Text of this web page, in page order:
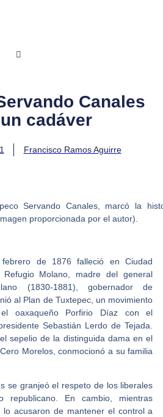
Canales
cadáver
Francisco Ramos Aguirre
Servando Canales, marcó la
proporcionada por el autor).
febrero de 1876 falleció en Ciudad
Molano, madre del general
(1830-1881), gobernador de
al Plan de Tuxtepec, un movimiento
oaxaqueño Porfirio Díaz con el
Sebastián Lerdo de Tejada.
sepelio de la distinguida dama en el
Morelos, conmocionó a su familia
se granjeó el respeto de los liberales
republicano. En cambio, mientras
lo acusaron de mantener el control a